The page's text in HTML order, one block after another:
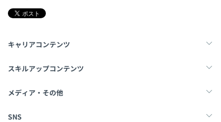
キャリアコンテンツ
転職・キャリア
スキルアップコンテンツ
学習
メディア・その他
Tech Team Journal
SNS